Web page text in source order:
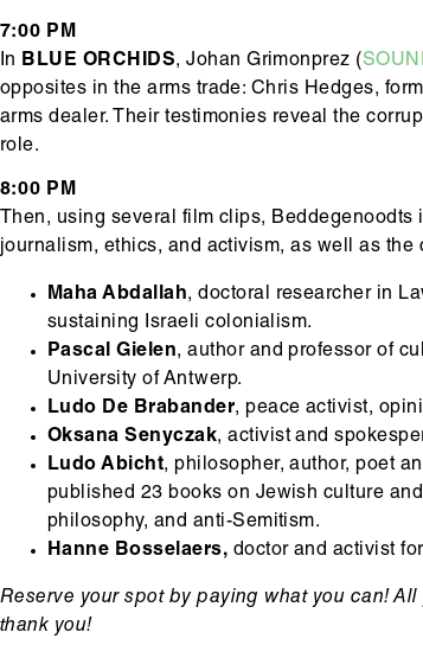
7:00 PM
In BLUE ORCHIDS, Johan Grimonprez (
opposites in the arms trade: Chris Hedges,
arms dealer. Their testimonies reveal the
role.
8:00 PM
Then, using several film clips,
journalism, ethics, and activism, as well as
Maha Abdallah, doctoral researcher in
sustaining Israeli colonialism.
Pascal Gielen, author and professor of
University of Antwerp.
Ludo De Brabander, peace activist,
Oksana Senyczak, activist and
Ludo Abicht, philosopher, author, poet
published 23 books on Jewish culture
philosophy, and anti-Semitism.
Hanne Bosselaers, doctor and activist
Reserve your spot by paying what you can!
thank you!